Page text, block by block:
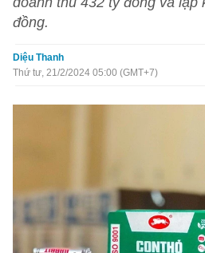
đồng.
Diệu Thanh
Thứ tư, 21/2/2024 05:00 (GMT+7)